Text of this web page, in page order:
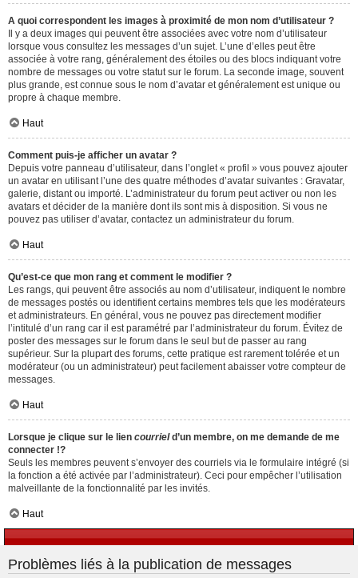
A quoi correspondent les images à proximité de mon nom d’utilisateur ?
Il y a deux images qui peuvent être associées avec votre nom d’utilisateur
lorsque vous consultez les messages d’un sujet. L’une d’elles peut être
associée à votre rang, généralement des étoiles ou des blocs indiquant votre
nombre de messages ou votre statut sur le forum. La seconde image, souvent
plus grande, est connue sous le nom d’avatar et généralement est unique ou
propre à chaque membre.
Haut
Comment puis-je afficher un avatar ?
Depuis votre panneau d’utilisateur, dans l’onglet « profil » vous pouvez ajouter
un avatar en utilisant l’une des quatre méthodes d’avatar suivantes : Gravatar,
galerie, distant ou importé. L’administrateur du forum peut activer ou non les
avatars et décider de la manière dont ils sont mis à disposition. Si vous ne
pouvez pas utiliser d’avatar, contactez un administrateur du forum.
Haut
Qu’est-ce que mon rang et comment le modifier ?
Les rangs, qui peuvent être associés au nom d’utilisateur, indiquent le nombre
de messages postés ou identifient certains membres tels que les modérateurs
et administrateurs. En général, vous ne pouvez pas directement modifier
l’intitulé d’un rang car il est paramétré par l’administrateur du forum. Évitez de
poster des messages sur le forum dans le seul but de passer au rang
supérieur. Sur la plupart des forums, cette pratique est rarement tolérée et un
modérateur (ou un administrateur) peut facilement abaisser votre compteur de
messages.
Haut
Lorsque je clique sur le lien courrield’un membre, on me demande de me
connecter !?
Seuls les membres peuvent s’envoyer des courriels via le formulaire intégré (si
la fonction a été activée par l’administrateur). Ceci pour empêcher l’utilisation
malveillante de la fonctionnalité par les invités.
Haut
Problèmes liés à la publication de messages